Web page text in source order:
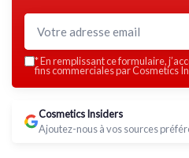
*En remplissant ce formulaire,
fins commerciales par Cosmetics
Cosmetics Insiders
Ajoutez-nous à vos sources